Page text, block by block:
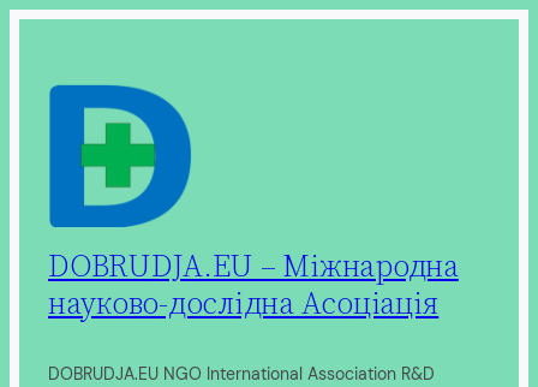
вмісту
DOBRUDJA.EU – Міжнародна
науково-дослідна Асоціація
DOBRUDJA.EU NGO International Association R&D